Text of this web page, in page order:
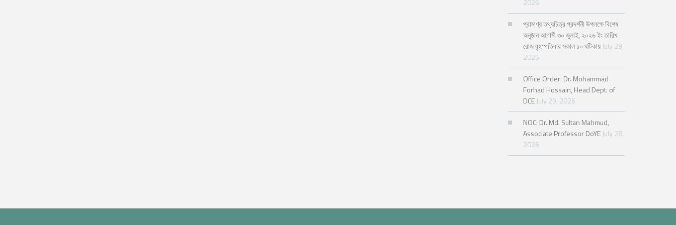
2026
প্রামাণ্য তথ্যচিত্র প্রদর্শনী উপলক্ষে বিশেষ
অনুষ্ঠান আগামী ৩০ জুলাই, ২০২৬ ইং তারিখ
রোজ বৃহস্পতিবার সকাল ১০ ঘটিকায় July 29,
2026
Office Order: Dr. Mohammad
Forhad Hossain, Head Dept. of
DCE July 29, 2026
NOC: Dr. Md. Sultan Mahmud,
Associate Professor DoYE July 28,
2026